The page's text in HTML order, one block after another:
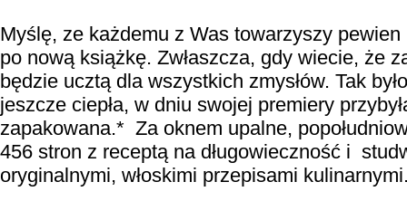
Myślę, ze każdemu z Was towarzyszy pewien
po nową książkę. Zwłaszcza, gdy wiecie, że
będzie ucztą dla wszystkich zmysłów. Tak
jeszcze ciepła, w dniu swojej premiery
zapakowana.* Za oknem upalne,
456 stron z receptą na długowieczność i
oryginalnymi, włoskimi przepisami